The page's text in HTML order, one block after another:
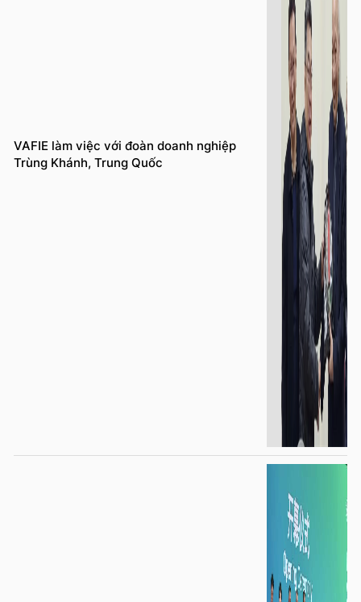
VAFIE làm việc với đoàn doanh nghiệp
Trùng Khánh, Trung Quốc